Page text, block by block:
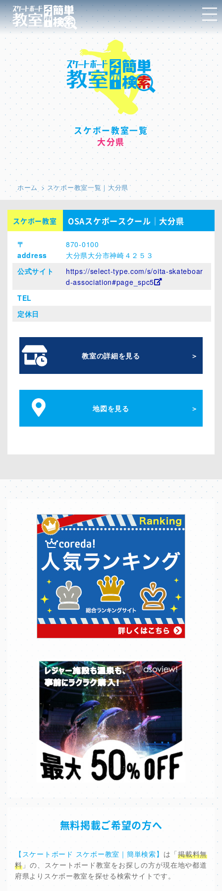
スケボー教室一覧
大分県
ホーム スケボー教室一覧｜大分県
スケボー教室 OSAスケボースクール｜大分県
〒
address
870-0100
大分県大分市神崎４２５３
公式サイト
https://select-type.com/s/oita-skateboar
d-association#page_spc5
TEL
定休日
教室の詳細を見る
地図を見る
無料掲載ご希望の方へ
【スケートボード スケボー教室｜簡単検索】 は「掲載料無
料」の、スケートボード教室をお探しの方が現在地や都道
府県よりスケボー教室を探せる検索サイトです。